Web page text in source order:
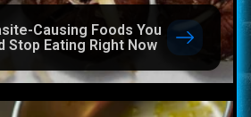
Causing Foods You
Stop Eating Right Now